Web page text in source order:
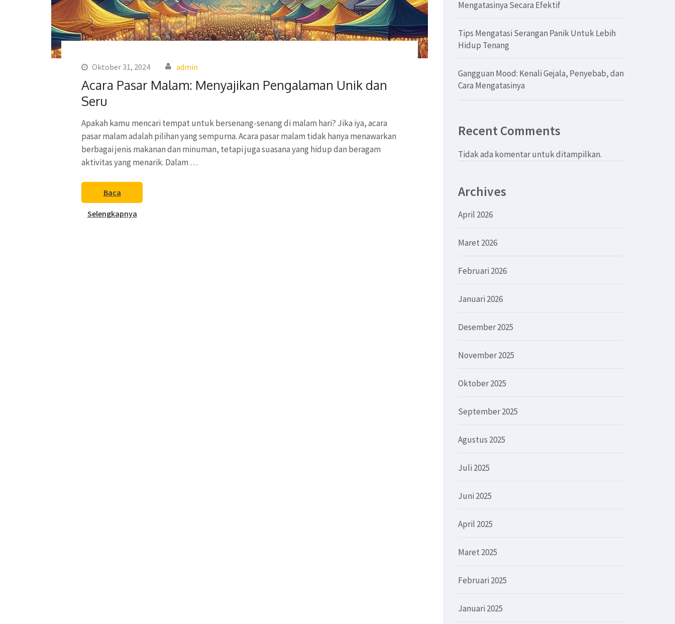
Oktober 31, 2024 admin
Acara Pasar Malam: Menyajikan Pengalaman Unik dan
Seru
Apakah kamu mencari tempat untuk bersenang-senang di malam hari? Jika iya, acara
pasar malam adalah pilihan yang sempurna. Acara pasar malam tidak hanya menawarkan
berbagai jenis makanan dan minuman, tetapi juga suasana yang hidup dan beragam
aktivitas yang menarik. Dalam …
Baca
Selengkapnya
Mengatasinya Secara Efektif
Tips Mengatasi Serangan Panik Untuk Lebih
Hidup Tenang
Gangguan Mood: Kenali Gejala, Penyebab, dan
Cara Mengatasinya
Recent Comments
Tidak ada komentar untuk ditampilkan.
Archives
April 2026
Maret 2026
Februari 2026
Januari 2026
Desember 2025
November 2025
Oktober 2025
September 2025
Agustus 2025
Juli 2025
Juni 2025
April 2025
Maret 2025
Februari 2025
Januari 2025